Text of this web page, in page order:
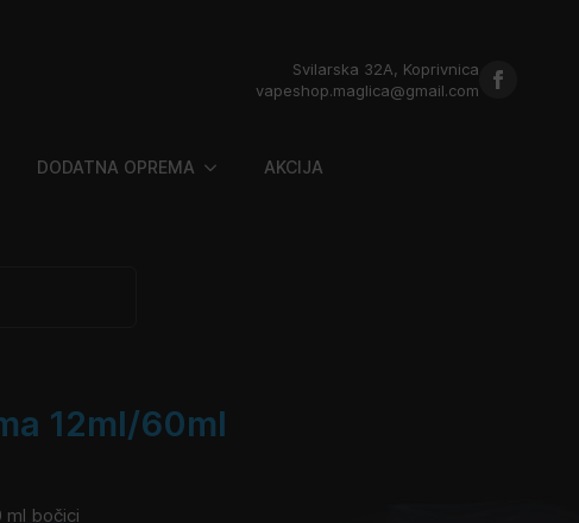
Svilarska 32A, Koprivnica
vapeshop.maglica@gmail.com
DODATNA OPREMA AKCIJA
12ml/60ml
ml bočici